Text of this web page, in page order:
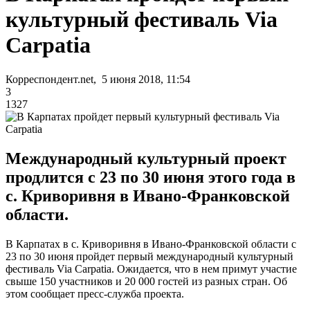
культурный фестиваль Via
Carpatia
Корреспондент.net, 5 июня 2018, 11:54
3
1327
Международный культурный проект
продлится с 23 по 30 июня этого года в
с. Криворивня в Ивано-Франковской
области.
В Карпатах в с. Криворивня в Ивано-Франковской области с
23 по 30 июня пройдет первый международный культурный
фестиваль Via Carpatia. Ожидается, что в нем примут участие
свыше 150 участников и 20 000 гостей из разных стран. Об
этом сообщает пресс-служба проекта.